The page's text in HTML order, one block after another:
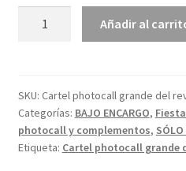
revés
INSIDE
OUT
cantidad
Añadir al
SKU: Cartel photocall grande del
Categorías: BAJO ENCARGO,
photocall y complementos, SÓLO
Etiqueta: Cartel photocall grande